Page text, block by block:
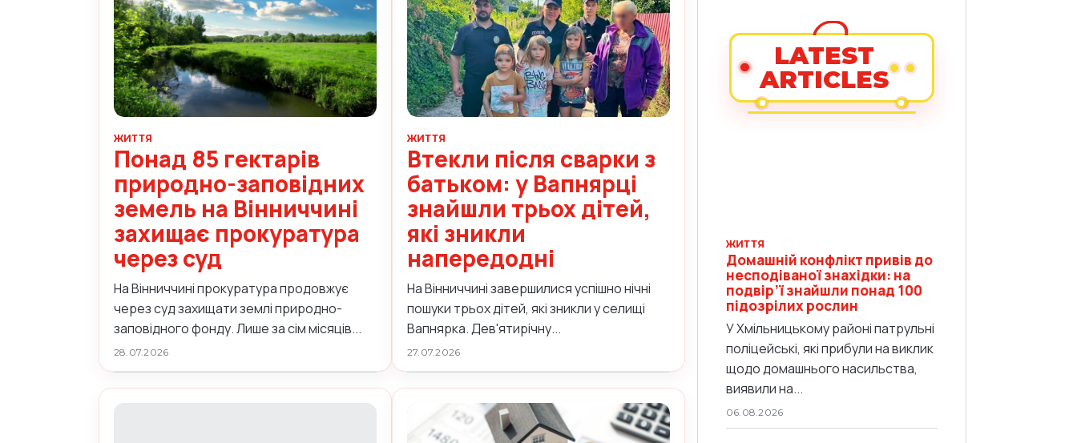
ЖИТТЯ
Понад 85 гектарів
природно-заповідних
земель на Вінниччині
захищає прокуратура
через суд
На Вінниччині прокуратура продовжує
через суд захищати землі природно-
заповідного фонду. Лише за сім місяців...
28.07.2026
ЖИТТЯ
Втекли після сварки з
батьком: у Вапнярці
знайшли трьох дітей,
які зникли
напередодні
На Вінниччині завершилися успішно нічні
пошуки трьох дітей, які зникли у селищі
Вапнярка. Дев'ятирічну...
27.07.2026
LATEST
ARTICLES
ЖИТТЯ
Домашній конфлікт привів до
несподіваної знахідки: на
подвір’ї знайшли понад 100
підозрілих рослин
У Хмільницькому районі патрульні
поліцейські, які прибули на виклик
щодо домашнього насильства,
виявили на...
06.08.2026